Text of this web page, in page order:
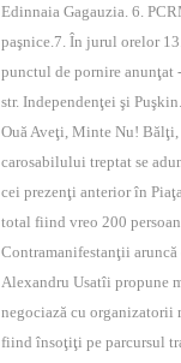
Edinnaia Gagauzia. 6.
paşnice.7. În jurul orelor
punctul de pornire anunţat
str. Independenţei şi
Ouă Aveţi, Minte Nu!
carosabilului treptat se
cei prezenţi anterior în
total fiind vreo 200
Contramanifestanţii
Alexandru Usatîi propune
negociază cu organizatorii
fiind însoţiţi pe parcursul